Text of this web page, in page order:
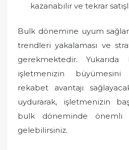
kazanabilir ve tekrar
Bulk dönemine uyum
trendleri yakalaması ve
gerekmektedir. Yukarıda
işletmenizin
rekabet avantajı
uydurarak, işletmenizin
bulk döneminde
gelebilirsiniz.